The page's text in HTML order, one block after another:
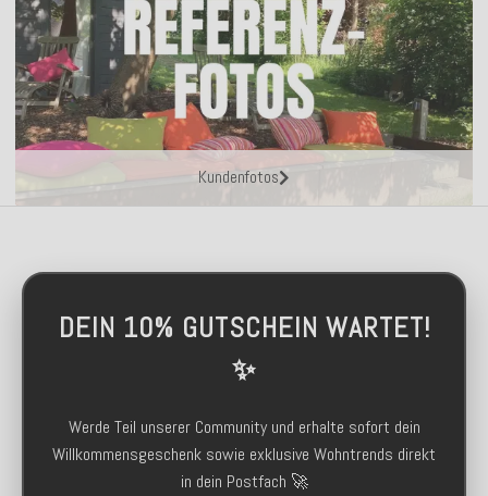
Kundenfotos
DEIN 10% GUTSCHEIN WARTET!
✨
Werde Teil unserer Community und erhalte sofort dein
Willkommensgeschenk sowie exklusive Wohntrends direkt
in dein Postfach 🚀